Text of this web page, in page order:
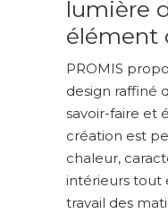
lumière
élément
PROMIS
design raffiné
savoir-faire et
création est
chaleur,
intérieurs tout
travail des